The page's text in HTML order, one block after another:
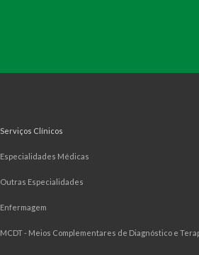
Serviços Clínicos
Especialidades Médicas
Outras Especialidades
Enfermagem
MCDT - Meios Complementares de Diagnóstico e